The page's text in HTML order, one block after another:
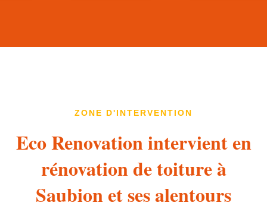
ZONE D'INTERVENTION
Eco Renovation intervient en
rénovation de toiture à
Saubion et ses alentours